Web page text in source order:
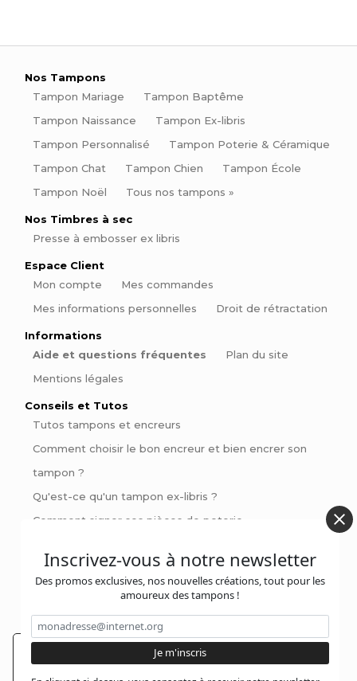
En poursuivant votre navigation sur notre site,
vous acceptez l'installation et l'utilisation de
Nos Tampons
Tampon Mariage
Tampon Baptême
Tampon Naissance
Tampon Ex-libris
Tampon Personnalisé
Tampon Poterie & Céramique
Tampon Chat
Tampon Chien
Tampon École
Tampon Noël
Tous nos tampons »
Nos Timbres à sec
Presse à embosser ex libris
Espace Client
Mon compte
Mes commandes
Mes informations personnelles
Droit de rétractation
Informations
Aide et questions fréquentes
Plan du site
Mentions légales
Conseils et Tutos
Tutos tampons et encreurs
Comment choisir le bon encreur et bien encrer son
tampon ?
Qu'est-ce qu'un tampon ex-libris ?
Comment signer ses pièces de poterie
avec style
Contactez-nous :
Inscrivez-vous à notre newsletter
Des promos exclusives, nos nouvelles créations, tout pour les
amoureux des tampons !